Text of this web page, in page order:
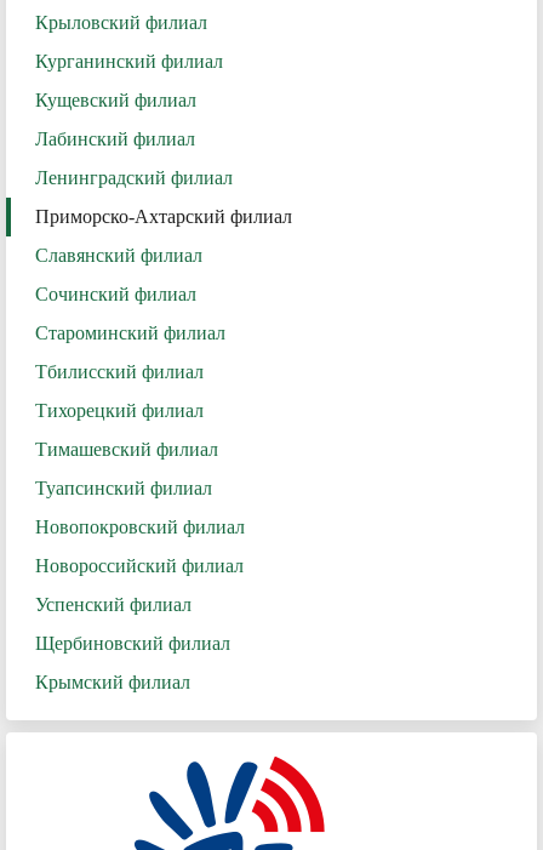
Крыловский филиал
Курганинский филиал
Кущевский филиал
Лабинский филиал
Ленинградский филиал
Приморско-Ахтарский филиал
Славянский филиал
Сочинский филиал
Староминский филиал
Тбилисский филиал
Тихорецкий филиал
Тимашевский филиал
Туапсинский филиал
Новопокровский филиал
Новороссийский филиал
Успенский филиал
Щербиновский филиал
Крымский филиал